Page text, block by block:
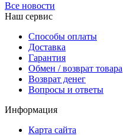
Все новости
Наш сервис
Способы оплаты
Доставка
Гарантия
Обмен / возврат товара
Возврат денег
Вопросы и ответы
Информация
Карта сайта